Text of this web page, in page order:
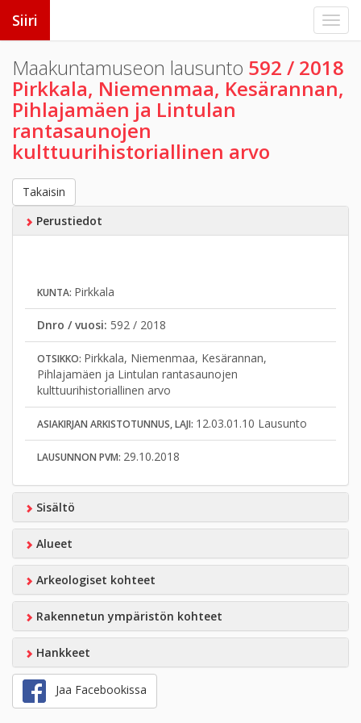
Siiri
Maakuntamuseon lausunto 592 / 2018
Pirkkala, Niemenmaa, Kesärannan,
Pihlajamäen ja Lintulan
rantasaunojen
kulttuurihistoriallinen arvo
Takaisin
Perustiedot
KUNTA: Pirkkala
Dnro / vuosi: 592 / 2018
OTSIKKO: Pirkkala, Niemenmaa, Kesärannan,
Pihlajamäen ja Lintulan rantasaunojen
kulttuurihistoriallinen arvo
ASIAKIRJAN ARKISTOTUNNUS, LAJI: 12.03.01.10 Lausunto
LAUSUNNON PVM: 29.10.2018
Sisältö
Alueet
Arkeologiset kohteet
Rakennetun ympäristön kohteet
Hankkeet
Jaa Facebookissa